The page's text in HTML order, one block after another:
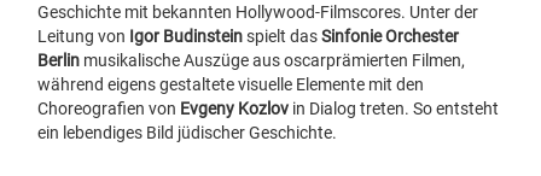
Geschichte mit bekannten Hollywood-Filmscores. Unter der
Leitung von Igor Budinsteinspielt dasSinfonie Orchester
Berlin musikalische Auszüge aus oscarprämierten Filmen,
während eigens gestaltete visuelle Elemente mit den
Choreografien von Evgeny Kozlov in Dialog treten. So entsteht
ein lebendiges Bild jüdischer Geschichte.